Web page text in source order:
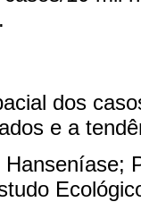
dos
e a
Hanseníase;